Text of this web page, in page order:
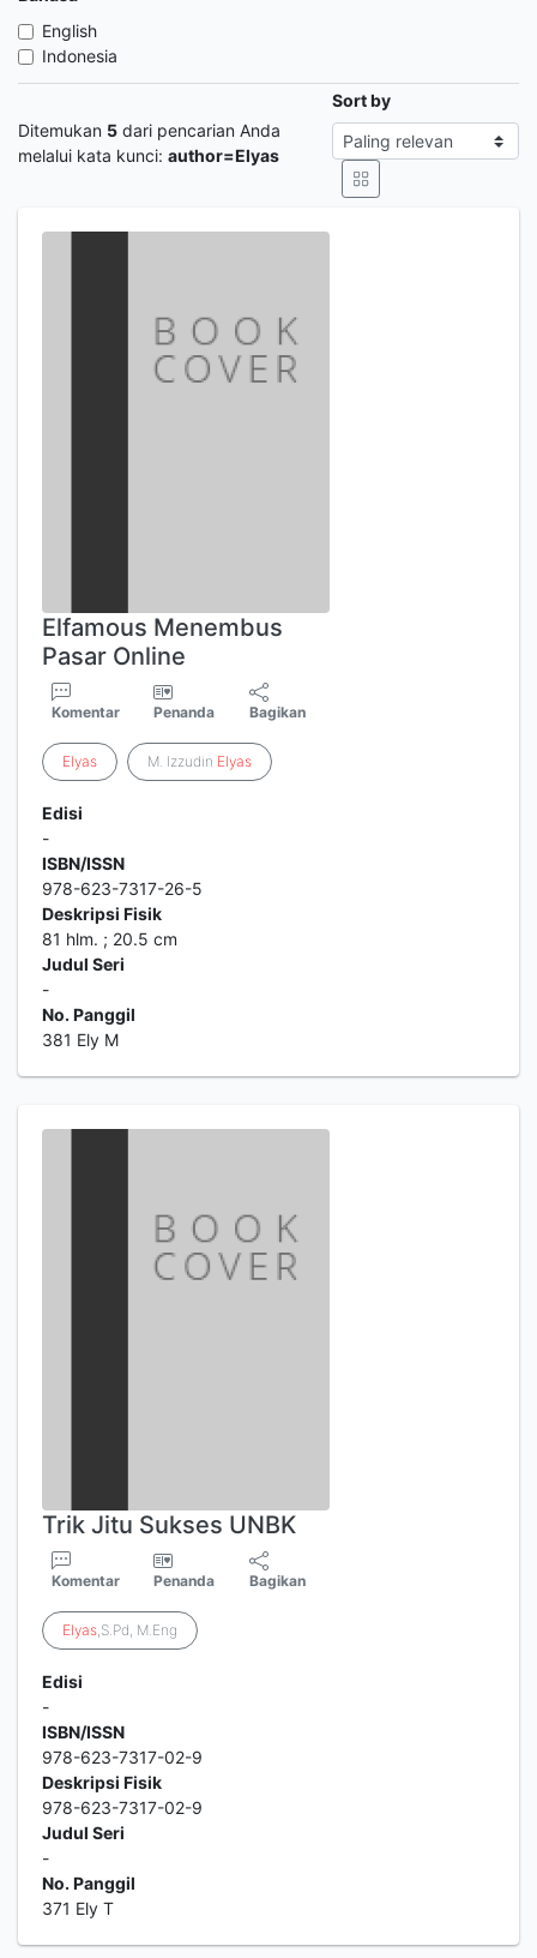
English
Indonesia
Ditemukan 5 dari pencarian Anda
melalui kata kunci: author=Elyas
Sort by
Elfamous Menembus
Pasar Online
Komentar Penanda Bagikan
Elyas M. Izzudin Elyas
Edisi
-
ISBN/ISSN
978-623-7317-26-5
Deskripsi Fisik
81 hlm. ; 20.5 cm
Judul Seri
-
No. Panggil
381 Ely M
Trik Jitu Sukses UNBK
Komentar Penanda Bagikan
Elyas,S.Pd, M.Eng
Edisi
-
ISBN/ISSN
978-623-7317-02-9
Deskripsi Fisik
978-623-7317-02-9
Judul Seri
-
No. Panggil
371 Ely T